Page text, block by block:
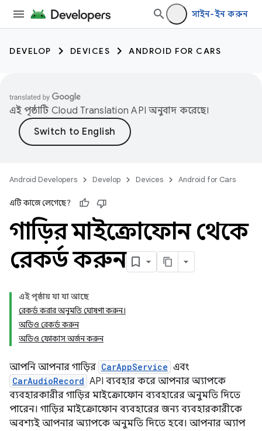
সাইন-ইন করুন
DEVELOP DEVICES ANDROID FOR CARS
এই পৃষ্ঠাটি Cloud Translation API অনুবাদ করেছে।
Android Developers Develop Devices Android for Cars
এটি কাজে লেগেছে?
গাড়ির মাইক্রোফোন থেকে
রেকর্ড করুন
এই পৃষ্ঠায় যা যা আছে
রেকর্ড করার অনুমতি ঘোষণা করুন।
অডিও রেকর্ড করুন
অডিও ফোকাস অর্জন করুন
আপনি আপনার গাড়ির CarAppService এবং
CarAudioRecord API ব্যবহার করে আপনার অ্যাপকে
ব্যবহারকারীর গাড়ির মাইক্রোফোন ব্যবহারের অনুমতি দিতে
পারেন। গাড়ির মাইক্রোফোন ব্যবহারের জন্য ব্যবহারকারীকে
অবশ্যই আপনার অ্যাপকে অনুমতি দিতে হবে। আপনার অ্যাপ